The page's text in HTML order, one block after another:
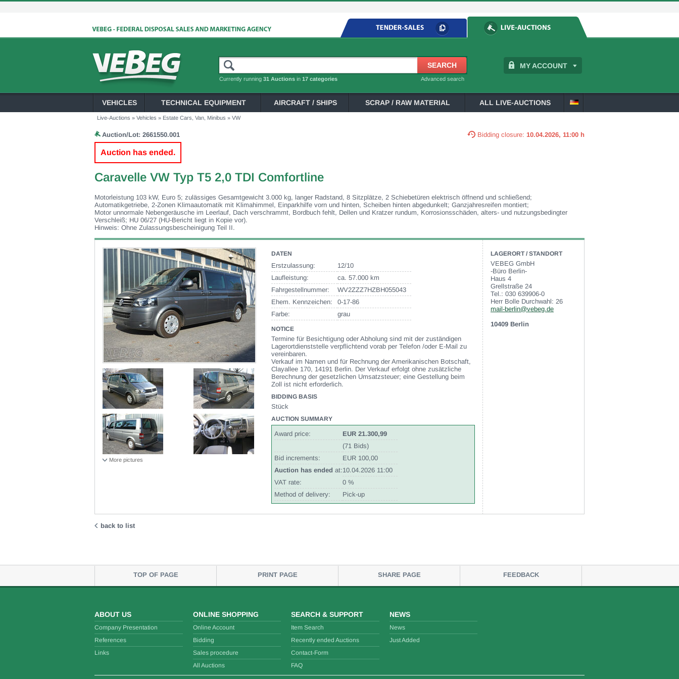
MY ACCOUNT
Advanced search
Currently running 31 Auctions in 17 categories
VEHICLES TECHNICAL EQUIPMENT AIRCRAFT / SHIPS SCRAP / RAW MATERIAL ALL LIVE-AUCTIONS
Live-Auctions » Vehicles » Estate Cars, Van, Minibus » VW
Bidding closure: 10.04.2026, 11:00 h
Auction/Lot: 2661550.001
Auction has ended.
Caravelle VW Typ T5 2,0 TDI Comfortline
Motorleistung 103 kW, Euro 5; zulässiges Gesamtgewicht 3.000 kg, langer Radstand, 8 Sitzplätze, 2 Schiebetüren elektrisch öffnend und schließend;
Automatikgetriebe, 2-Zonen Klimaautomatik mit Klimahimmel, Einparkhilfe vorn und hinten, Scheiben hinten abgedunkelt; Ganzjahresreifen montiert;
Motor unnormale Nebengeräusche im Leerlauf, Dach verschrammt, Bordbuch fehlt, Dellen und Kratzer rundum, Korrosionsschäden, alters- und nutzungsbedingter
Verschleiß; HU 06/27 (HU-Bericht liegt in Kopie vor).
Hinweis: Ohne Zulassungsbescheinigung Teil II.
More pictures
DATEN
Erstzulassung:
12/10
Laufleistung:
ca. 57.000 km
Fahrgestellnummer:
WV2ZZZ7HZBH055043
Ehem. Kennzeichen:
0-17-86
Farbe:
grau
NOTICE
Termine für Besichtigung oder Abholung sind mit der zuständigen
Lagerortdienststelle verpflichtend vorab per Telefon /oder E-Mail zu
vereinbaren.
Verkauf im Namen und für Rechnung der Amerikanischen Botschaft,
Clayallee 170, 14191 Berlin. Der Verkauf erfolgt ohne zusätzliche
Berechnung der gesetzlichen Umsatzsteuer; eine Gestellung beim
Zoll ist nicht erforderlich.
BIDDING BASIS
Stück
AUCTION SUMMARY
Award price:
EUR 21.300,99
(71 Bids)
Bid increments:
EUR 100,00
Auction has ended at:10.04.2026 11:00
VAT rate:
0 %
Method of delivery:
Pick-up
LAGERORT / STANDORT
VEBEG GmbH
-Büro Berlin-
Haus 4
Grellstraße 24
Tel.: 030 639906-0
Herr Bolle Durchwahl: 26
mail-berlin@vebeg.de
10409 Berlin
back to list
TOP OF PAGE PRINT PAGE SHARE PAGE FEEDBACK
ABOUT US
Company Presentation
References
Links
ONLINE SHOPPING
Online Account
Bidding
Sales procedure
All Auctions
SEARCH & SUPPORT
Item Search
Recently ended Auctions
Contact-Form
FAQ
NEWS
News
Just Added